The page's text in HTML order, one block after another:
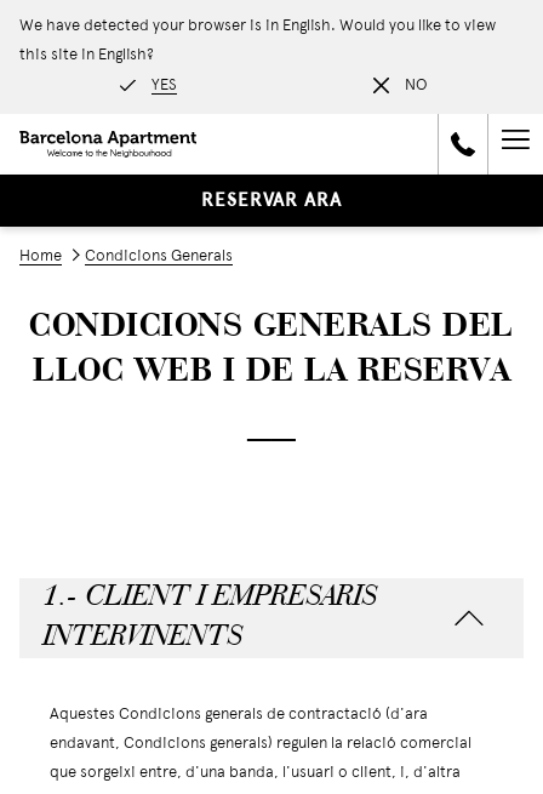
We have detected your browser is in English. Would you like to view
this site in English?
YES NO
RESERVAR ARA
Home Condicions Generals
CONDICIONS GENERALS DEL
LLOC WEB I DE LA RESERVA
──
1.- CLIENT I EMPRESARIS
INTERVINENTS
Aquestes Condicions generals de contractació (d'ara
endavant, Condicions generals) regulen la relació comercial
que sorgeixi entre, d'una banda, l'usuari o client, i, d'altra